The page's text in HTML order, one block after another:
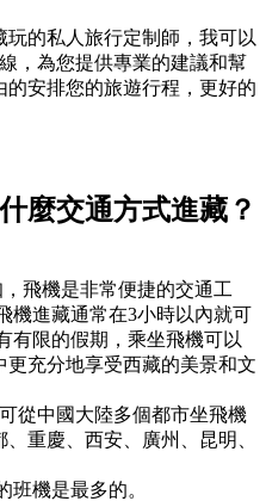
的私人旅行定制師，我可以
，為您提供專業的建議和幫
安排您的旅遊行程，更好的
麼交通方式進藏？
飛機是非常便捷的交通工
機進藏通常在3小時以內就可
有限的假期，乘坐飛機可以
充分地享受西藏的美景和文
從中國大陸多個都市坐飛機
重慶、西安、廣州、昆明、
班機是最多的。